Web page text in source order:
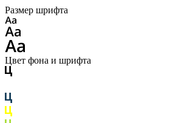
Размер шрифта
Цвет фона и шрифта